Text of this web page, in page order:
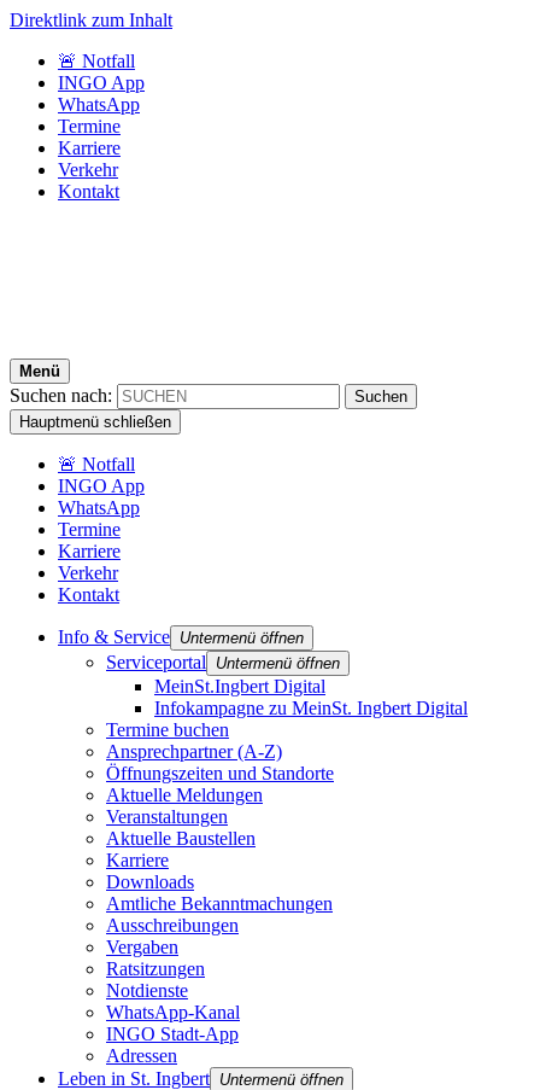
Direktlink zum Inhalt
🚨 Notfall
INGO App
WhatsApp
Termine
Karriere
Verkehr
Kontakt
Menü
Suchen nach:
Hauptmenü schließen
🚨 Notfall
INGO App
WhatsApp
Termine
Karriere
Verkehr
Kontakt
Info & Service Untermenü öffnen
Serviceportal Untermenü öffnen
MeinSt.Ingbert Digital
Infokampagne zu MeinSt. Ingbert Digital
Termine buchen
Ansprechpartner (A-Z)
Öffnungszeiten und Standorte
Aktuelle Meldungen
Veranstaltungen
Aktuelle Baustellen
Karriere
Downloads
Amtliche Bekanntmachungen
Ausschreibungen
Vergaben
Ratsitzungen
Notdienste
WhatsApp-Kanal
INGO Stadt-App
Adressen
Leben in St. Ingbert Untermenü öffnen